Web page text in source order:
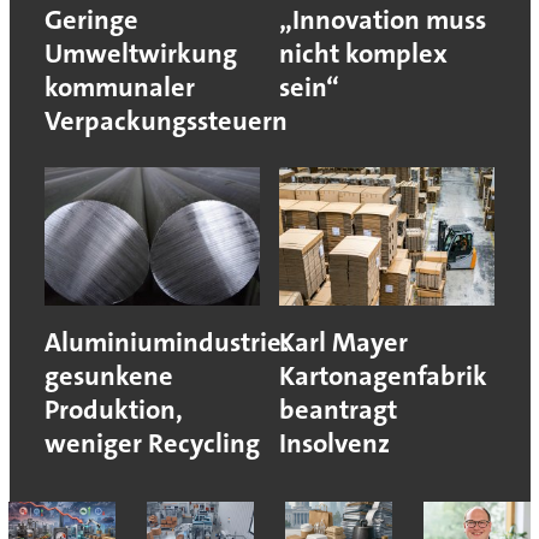
Geringe
Umweltwirkung
kommunaler
Verpackungssteuern
„Innovation muss
nicht komplex
sein“
Aluminiumindustrie:
gesunkene
Produktion,
weniger Recycling
Karl Mayer
Kartonagenfabrik
beantragt
Insolvenz